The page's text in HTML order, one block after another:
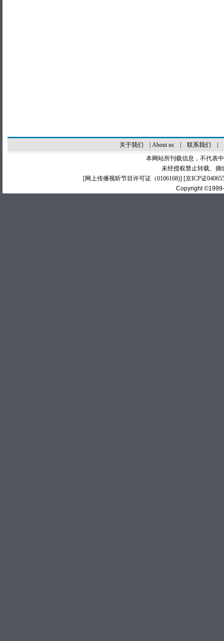
关于我们 About us| 联系我们
本网站所刊载信息，不代表
未经授权禁止转载、摘
[网上传播视听节目许可证（0106168)] [京ICP证
Copyright